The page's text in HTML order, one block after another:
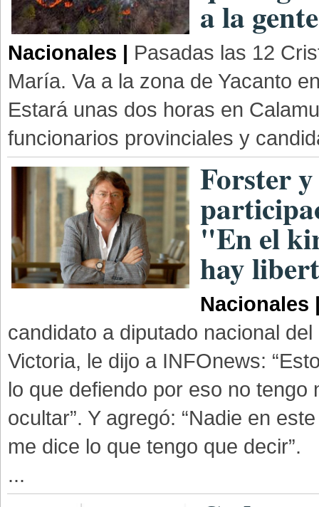
a la gente
Nacionales | Pasadas las 12
María. Va a la zona de Yacanto
Estará unas dos horas en
funcionarios provinciales y
Forster
"En el
hay
Nacionales
candidato a diputado nacional
Victoria, le dijo a INFOnews:
lo que defiendo por eso no tengo
ocultar”. Y agregó: “Nadie en
me dice lo que tengo que decir”.
...